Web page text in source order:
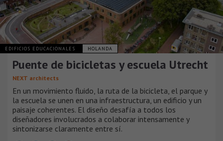
EDIFICIOS EDUCACIONALES HOLANDA
Puente de bicicletas y escuela Utrecht
NEXT architects
En un movimiento fluido, la ruta de la bicicleta, el parque y
la escuela se unen en una infraestructura, un edificio y un
paisaje coherentes. El diseño desafía a todos los
diseñadores involucrados a colaborar intensamente y
sintonizarse claramente entre sí.